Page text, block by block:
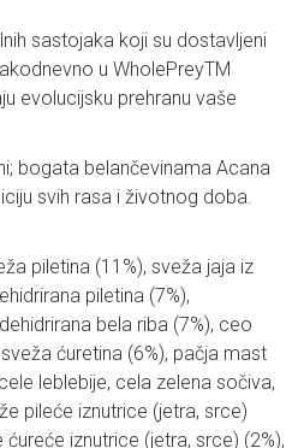
sastojaka koji su dostavljeni
u WholePreyTM
evolucijsku prehranu vaše
bogata belančevinama Acana
svih rasa i životnog doba.
piletina (11%), sveža jaja iz
piletina (7%),
bela riba (7%), ceo
ćuretina (6%), pačja mast
leblebije, cela zelena sočiva,
pileće iznutrice (jetra, srce)
ćureće iznutrice (jetra, srce) (2%),